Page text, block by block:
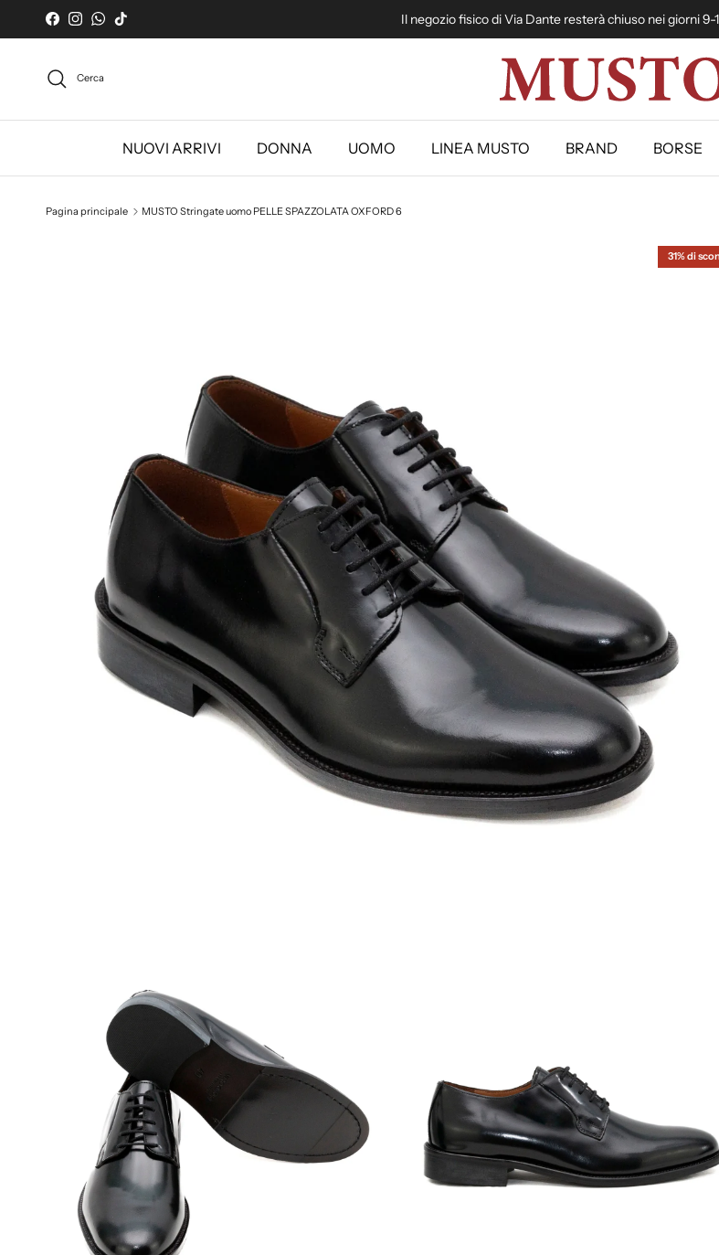
Passa ai contenuti
FacebookInstagram
WhatsApp
TikTok Il negozio fisico di Via Dante resterà chiuso nei giorni 9-
Cerca
NUOVI ARRIVI DONNA UOMO LINEA MUSTO BRAND BORSE
Pagina principale MUSTO Stringate uomo PELLE SPAZZOLATA OXFORD 6
31% di